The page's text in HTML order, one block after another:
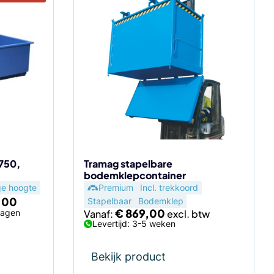
hoogte
Huidige
prijs
Tramag stapelbare
bodemklepcontainer
Premium
Incl. trekkoord
Stapelbaar
Bodemklep
Vanaf:€869,00
Levertijd: 3-5 weken
Bekijk product
product
meerdere
variaties.
de
productpagina